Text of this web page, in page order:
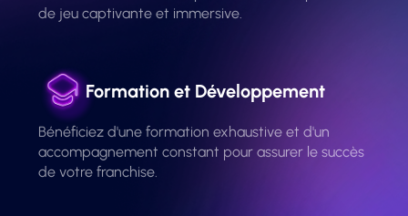
de jeu captivante et immersive.
Formation et Développement
Bénéficiez d'une formation exhaustive et d'un
accompagnement constant pour assurer le succès
de votre franchise.